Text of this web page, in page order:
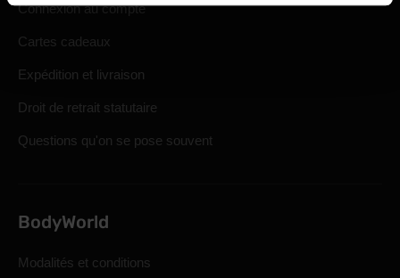
Connexion au compte
Cartes cadeaux
Expédition et livraison
Droit de retrait statutaire
Questions qu'on se pose souvent
BodyWorld
Modalités et conditions